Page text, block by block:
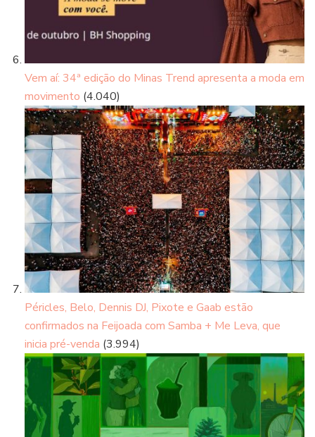
Vem aí: 34ª edição do Minas Trend apresenta a moda em
movimento (4.040)
Péricles, Belo, Dennis DJ, Pixote e Gaab estão
confirmados na Feijoada com Samba + Me Leva, que
inicia pré-venda (3.994)